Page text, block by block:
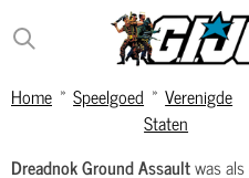
Ga
direct
de
Home » Speelgoed » Verenigde
Staten
Dreadnok Ground Assaultwas